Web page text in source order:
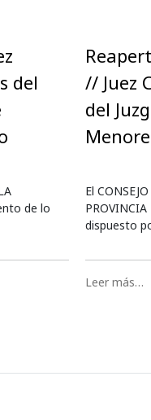
del
de lo
// Juez
del
El
dispuesto
Leer más…